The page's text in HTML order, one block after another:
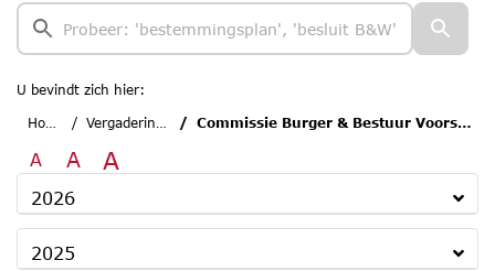
U bevindt zich hier:
Home
Vergaderingen Commissie Burger & Bestuur Voorschoten
A A A
2026
2025